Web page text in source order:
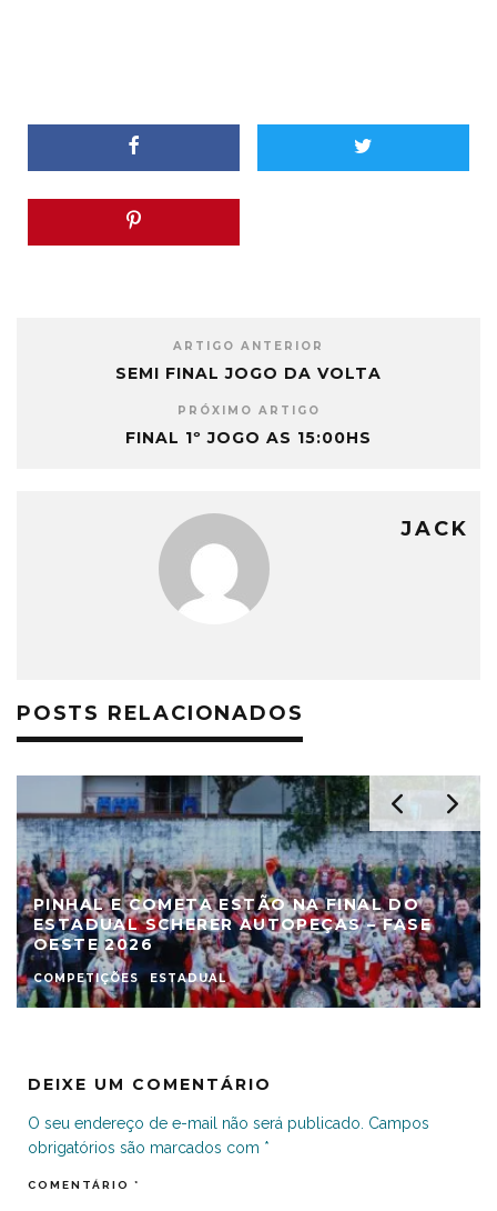
ARTIGO ANTERIOR
SEMI FINAL JOGO DA VOLTA
PRÓXIMO ARTIGO
FINAL 1º JOGO AS 15:00HS
JACK
POSTS RELACIONADOS
PINHAL E COMETA ESTÃO NA FINAL DO
ESTADUAL SCHERER AUTOPEÇAS – FASE
OESTE 2026
COMPETIÇÕES ESTADUAL
DEIXE UM COMENTÁRIO
O seu endereço de e-mail não será publicado. Campos
obrigatórios são marcados com *
COMENTÁRIO *